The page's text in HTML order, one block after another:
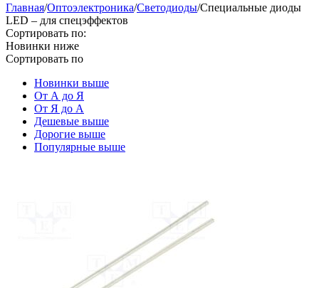
Главная/Oптоэлектроника/Светодиоды/Специальные диоды
LED – для спецэффектов
Сортировать по:
Новинки ниже
Сортировать по
Новинки выше
От А до Я
От Я до А
Дешевые выше
Дорогие выше
Популярные выше